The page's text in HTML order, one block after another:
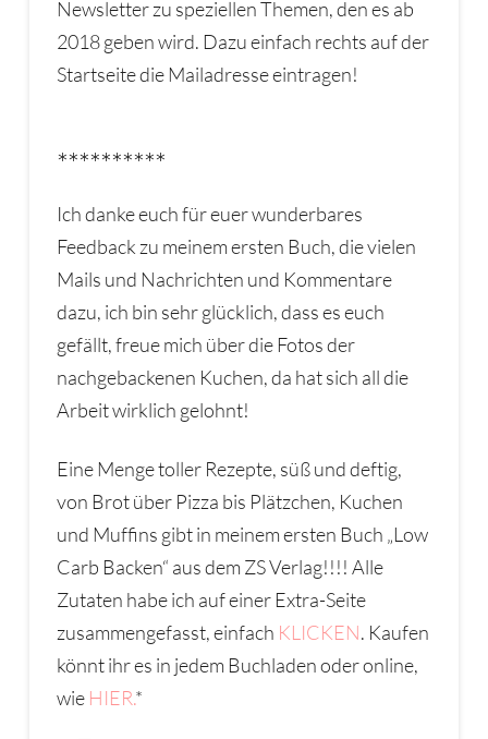
Newsletter zu speziellen Themen, den es ab
2018 geben wird. Dazu einfach rechts auf der
Startseite die Mailadresse eintragen!
**********
Ich danke euch für euer wunderbares
Feedback zu meinem ersten Buch, die vielen
Mails und Nachrichten und Kommentare
dazu, ich bin sehr glücklich, dass es euch
gefällt, freue mich über die Fotos der
nachgebackenen Kuchen, da hat sich all die
Arbeit wirklich gelohnt!
Eine Menge toller Rezepte, süß und deftig,
von Brot über Pizza bis Plätzchen, Kuchen
und Muffins gibt in meinem ersten Buch „Low
Carb Backen“ aus dem ZS Verlag!!!! Alle
Zutaten habe ich auf einer Extra-Seite
zusammengefasst, einfach KLICKEN. Kaufen
könnt ihr es in jedem Buchladen oder online,
wie HIER.*